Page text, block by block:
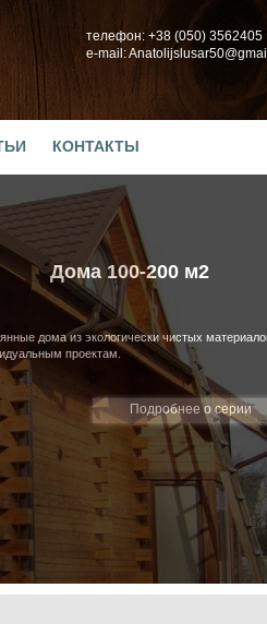
телефон: +38 (050) 3562405
e-mail:
КОНТАКТЫ
Дома 100-200 м2
дома из экологически чистых
проектам.
Подробнее о серии